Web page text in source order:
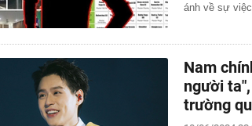
ánh về sự việc
Nam
người
trường